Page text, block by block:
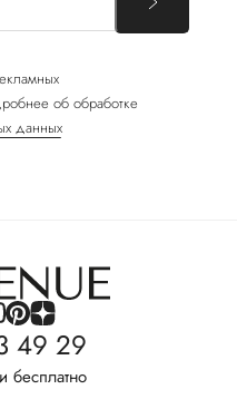
об обработке
данных
49 29
бесплатно